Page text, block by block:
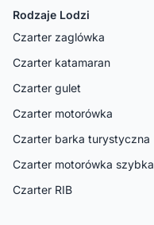
Rodzaje Lodzi
Czarter zaglówka
Czarter katamaran
Czarter gulet
Czarter motorówka
Czarter barka turystyczna
Czarter motorówka szybka
Czarter RIB